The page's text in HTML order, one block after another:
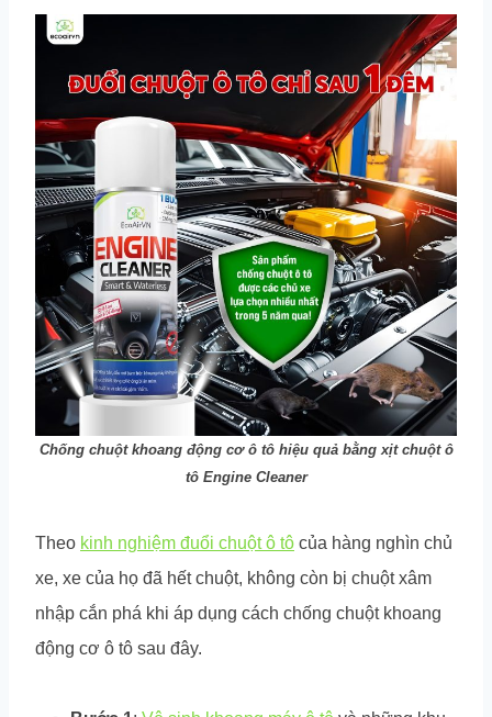
Chống chuột khoang động cơ ô tô hiệu quả bằng xịt chuột ô
tô Engine Cleaner
Theo kinh nghiệm đuổi chuột ô tô của hàng nghìn chủ
xe, xe của họ đã hết chuột, không còn bị chuột xâm
nhập cắn phá khi áp dụng cách chống chuột khoang
động cơ ô tô sau đây.